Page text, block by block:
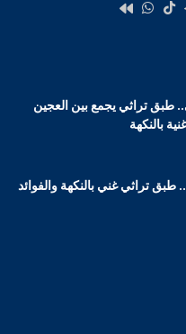
تيلقرام‫TikTokواتساب
طبق تراثي يجمع بين العجين
بالنكهة
تراثي غني بالنكهة والفوائد